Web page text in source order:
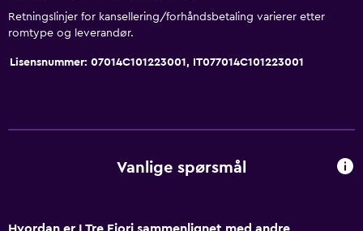
Gratis parkering
Tilgjengelighet og egnethet
Soverom
Skrivebord
Retningslinjer for kansellering/forhåndsbetaling varierer etter
romtype og leverandør.
Lisensnummer: 07014C101223001, IT077014C101223001
Vanlige spørsmål
Hvordan er I Tre Fiori sammenlignet med andre